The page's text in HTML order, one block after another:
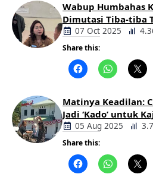
Wabup Humbahas
Dimutasi Tiba-tiba
Bupati
07 Oct 2025
Share this:
Matinya Keadilan:
Jadi ‘Kado’ untuk
05 Aug 2025
Share this: